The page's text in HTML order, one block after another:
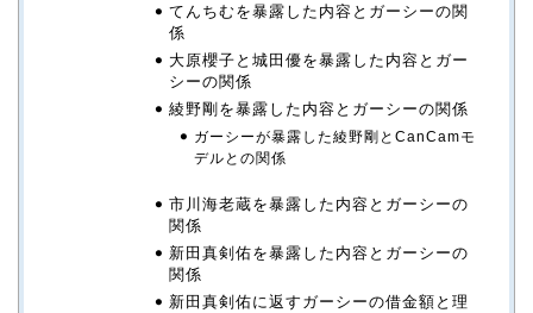
てんちむを暴露した内容とガーシーの関
係
大原櫻子と城田優を暴露した内容とガー
シーの関係
綾野剛を暴露した内容とガーシーの関係
ガーシーが暴露した綾野剛とCanCamモ
デルとの関係
市川海老蔵を暴露した内容とガーシーの
関係
新田真剣佑を暴露した内容とガーシーの
関係
新田真剣佑に返すガーシーの借金額と理